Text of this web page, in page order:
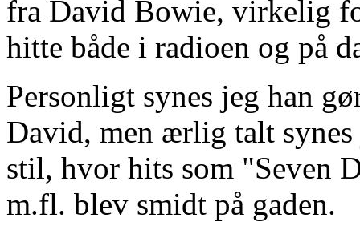
fra David Bowie, virkelig
hitte både i radioen og på
Personligt synes jeg han
David, men ærlig talt synes
stil, hvor hits som "Seven
m.fl. blev smidt på gaden.